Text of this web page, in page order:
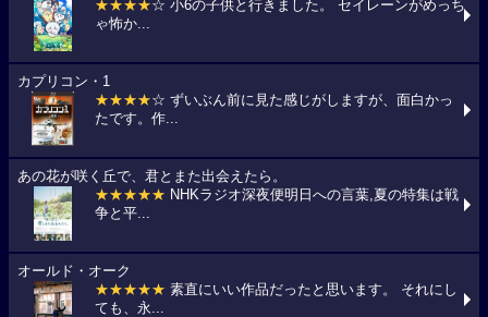
★★★★☆ 小6の子供と行きました。 セイレーンがめっち
ゃ怖か...
カプリコン・1
★★★★☆ ずいぶん前に見た感じがしますが、面白かっ
たです。作...
あの花が咲く丘で、君とまた出会えたら。
★★★★★ NHKラジオ深夜便明日への言葉,夏の特集は戦
争と平...
オールド・オーク
★★★★★ 素直にいい作品だったと思います。 それにし
ても、永...